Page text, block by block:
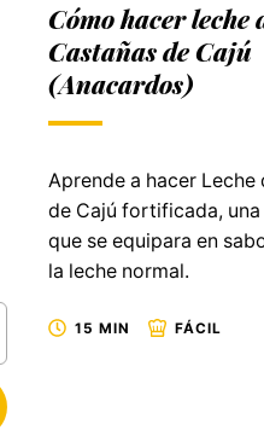
Cómo hacer leche
Castañas de Cajú
(Anacardos)
Aprende a hacer Leche
de Cajú fortificada,
que se equipara en
la leche normal.
15 MIN FÁCIL